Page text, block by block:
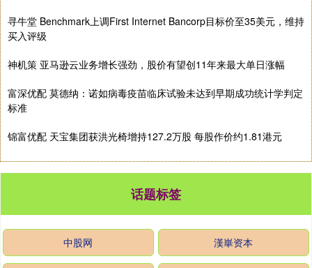
寻牛堂 Benchmark上调First Internet Bancorp目标价至35美元，维持
买入评级
神机策 亚马逊云业务增长强劲，股价有望创11年来最大单日涨幅
富深优配 莫德纳：诺如病毒疫苗临床试验未达到早期成功统计学判定
标准
锦富优配 天宝集团获洪光椅增持127.2万股 每股作价约1.81港元
话题标签
中股网 漢崋资本